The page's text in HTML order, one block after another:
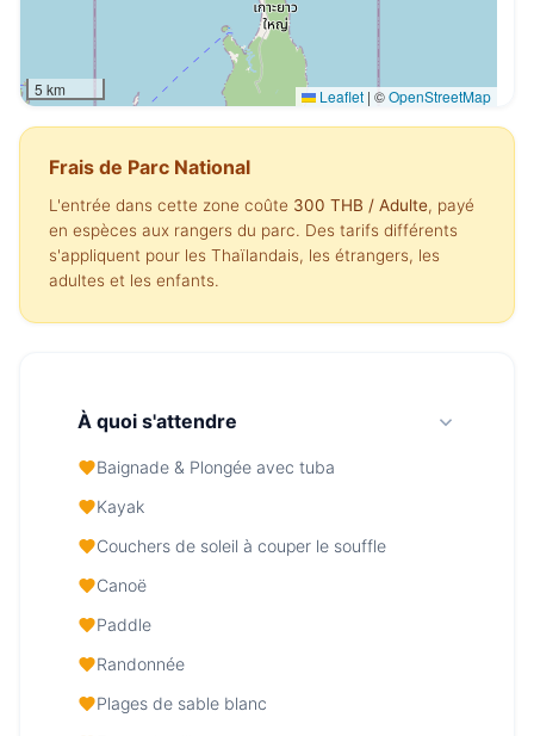
5 km Leaflet | ©OpenStreetMap
Frais de Parc National
L'entrée dans cette zone coûte 300 THB / Adulte, payé
en espèces aux rangers du parc. Des tarifs différents
s'appliquent pour les Thaïlandais, les étrangers, les
adultes et les enfants.
À quoi s'attendre
Baignade & Plongée avec tuba
Kayak
Couchers de soleil à couper le souffle
Canoë
Paddle
Randonnée
Plages de sable blanc